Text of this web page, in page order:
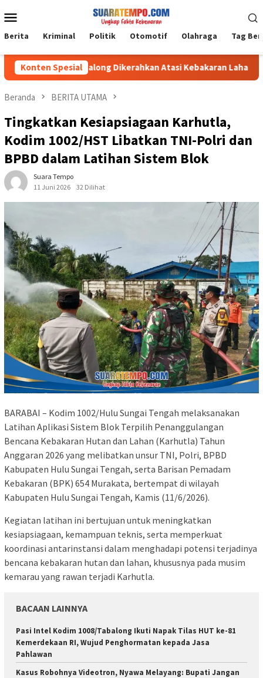
ke
kontenMobile
Berita Kriminal Politik Otomotif Olahraga Tag
Konten Spesial
1008/Tabalong Dikerahkan Atasi Kebakaran Lahan Seluas
Beranda BERITA UTAMA
Tingkatkan Kesiapsiagaan Karhutla,
Kodim 1002/HST Libatkan TNI-Polri dan
BPBD dalam Latihan Sistem Blok
Suara Tempo
11 Juni 2026
32 Dilihat
BARABAI – Kodim 1002/Hulu Sungai Tengah melaksanakan
Latihan Aplikasi Sistem Blok Terpilih Penanggulangan
Bencana Kebakaran Hutan dan Lahan (Karhutla) Tahun
Anggaran 2026 yang melibatkan unsur TNI, Polri, BPBD
Kabupaten Hulu Sungai Tengah, serta Barisan Pemadam
Kebakaran (BPK) 654 Murakata, bertempat di wilayah
Kabupaten Hulu Sungai Tengah, Kamis (11/6/2026).
Kegiatan latihan ini bertujuan untuk meningkatkan
kesiapsiagaan, kemampuan teknis, serta memperkuat
koordinasi antarinstansi dalam menghadapi potensi terjadinya
bencana kebakaran hutan dan lahan, khususnya pada musim
kemarau yang rawan terjadi Karhutla.
BACAAN LAINNYA
Pasi Intel Kodim 1008/Tabalong Ikuti Napak Tilas HUT ke-81
Kemerdekaan RI, Wujud Penghormatan kepada Jasa
Pahlawan
Kasus Robohnya Videotron, Nyawa Melayang: Bupati Jangan